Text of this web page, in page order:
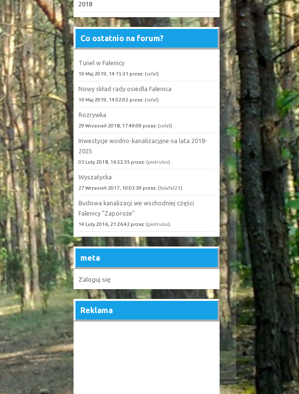
2018
Co ostatnio na forum?
Tunel w Falenicy
19 Maj 2019, 14:15:31 przez: (rafał)
Nowy skład rady osiedla Falenica
19 Maj 2019, 14:02:02 przez: (rafał)
Rozrywka
29 Wrzesień 2018, 17:49:09 przez: (rafał)
Inwestycje wodno-kanalizacyjne na lata 2018-
2025
03 Luty 2018, 16:52:35 przez: (piotrulos)
Wyszatycka
27 Wrzesień 2017, 10:03:39 przez: (falafel23)
Budowa kanalizacji we wschodniej części
Falenicy "Zaporoże"
14 Luty 2016, 21:26:42 przez: (piotrulos)
meta
Zaloguj się
Reklama